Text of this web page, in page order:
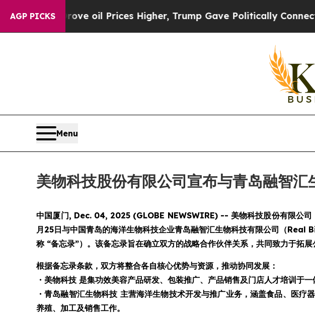
AGP PICKS
Drove oil Prices Higher, Trump Gave Politically Connected
Menu
美物科技股份有限公司宣布与青岛融智
中国厦门, Dec. 04, 2025 (GLOBE NEWSWIRE) -- 美物科技股份有限公司
月25日与中国青岛的海洋生物科技企业青岛融智汇生物科技有限公司（
称 “备忘录”）。该备忘录旨在确立双方的战略合作伙伴关系，共同致力于拓展
根据备忘录条款，双方将整合各自核心优势与资源，推动协同发展：
・ 美物科技 是集功效美容产品研发、包装推广、产品销售及门店人才培训于一
・青岛融智汇生物科技 主营海洋生物技术开发与推广业务，涵盖食品、医疗
养殖、加工及销售工作。